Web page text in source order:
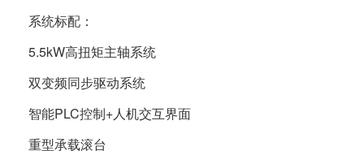
系统标配：
5.5kW高扭矩主轴系统
双变频同步驱动系统
智能PLC控制+人机交互界面
重型承载滚台